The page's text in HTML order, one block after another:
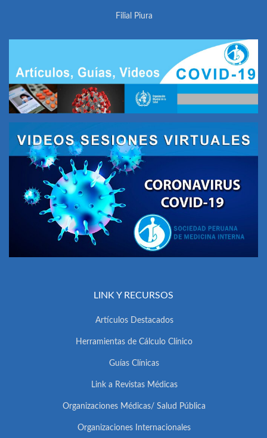
Filial Piura
LINK Y RECURSOS
Artículos Destacados
Herramientas de Cálculo Clínico
Guías Clínicas
Link a Revistas Médicas
Organizaciones Médicas/ Salud Pública
Organizaciones Internacionales